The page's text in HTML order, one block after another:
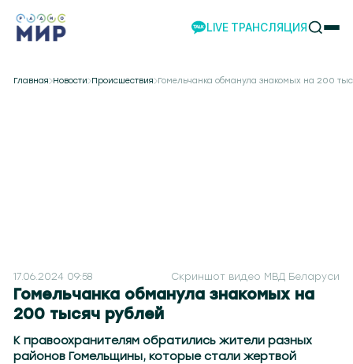
LIVE ТРАНСЛЯЦИЯ
НАШИ ПРОЕКТЫ
Главная Новости Происшествия Гомельчанка обманула знакомых на 200
17.06.2024 09:58 Скриншот видео МВД Беларуси
Гомельчанка обманула знакомых на
200 тысяч рублей
К правоохранителям обратились жители разных
районов Гомельщины, которые стали жертвой